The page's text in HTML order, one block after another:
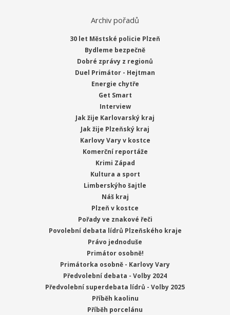
Archiv pořadů
30 let Městské policie Plzeň
Bydleme bezpečně
Dobré zprávy z regionů
Duel Primátor - Hejtman
Energie chytře
Get Smart
Interview
Jak žije Karlovarský kraj
Jak žije Plzeňský kraj
Karlovy Vary v kostce
Komerční reportáže
Krimi Západ
Kultura a sport
Limberskýho šajtle
Náš kraj
Plzeň v kostce
Pořady ve znakové řeči
Povolební debata lídrů Plzeňského kraje
Právo jednoduše
Primátor osobně!
Primátorka osobně - Karlovy Vary
Předvolební debata - Volby 2024
Předvolební superdebata lídrů - Volby 2025
Příběh kaolinu
Příběh porcelánu